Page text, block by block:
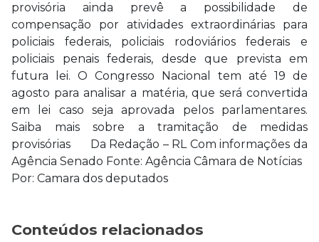
provisória ainda prevê a possibilidade de
compensação por atividades extraordinárias para
policiais federais, policiais rodoviários federais e
policiais penais federais, desde que prevista em
futura lei. O Congresso Nacional tem até 19 de
agosto para analisar a matéria, que será convertida
em lei caso seja aprovada pelos parlamentares.
Saiba mais sobre a tramitação de medidas
provisórias Da Redação – RL Com informações da
Agência Senado Fonte: Agência Câmara de Notícias
Por: Camara dos deputados
Conteúdos relacionados